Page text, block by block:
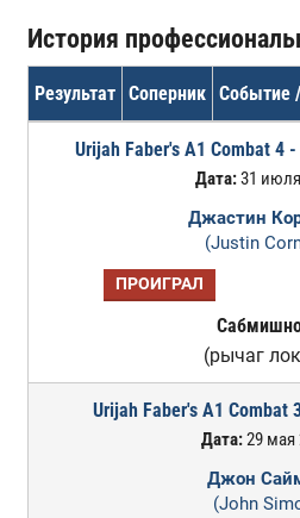
История
Результат Соперник Событие
Urijah Faber's A1 Combat 4
Дата:31
Джастин
(Justin
ПРОИГРАЛ
(рычаг
Urijah Faber's A1 Combat
Дата:29 мая
Джон
(John